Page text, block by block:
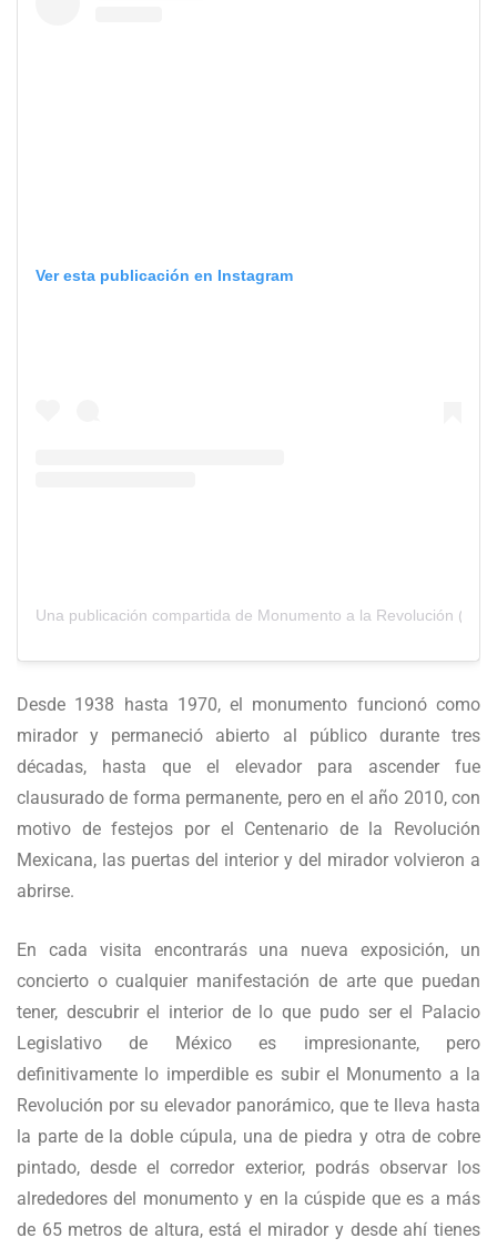
Ver esta publicación en Instagram
Una publicación compartida de Monumento a la Revolución
Desde 1938 hasta 1970, el monumento funcionó como
mirador y permaneció abierto al público durante tres
décadas, hasta que el elevador para ascender fue
clausurado de forma permanente, pero en el año 2010, con
motivo de festejos por el Centenario de la Revolución
Mexicana, las puertas del interior y del mirador volvieron a
abrirse.
En cada visita encontrarás una nueva exposición, un
concierto o cualquier manifestación de arte que puedan
tener, descubrir el interior de lo que pudo ser el Palacio
Legislativo de México es impresionante, pero
definitivamente lo imperdible es subir el Monumento a la
Revolución por su elevador panorámico, que te lleva hasta
la parte de la doble cúpula, una de piedra y otra de cobre
pintado, desde el corredor exterior, podrás observar los
alrededores del monumento y en la cúspide que es a más
de 65 metros de altura, está el mirador y desde ahí tienes